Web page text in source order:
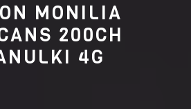
MONILIA
200CH
4G